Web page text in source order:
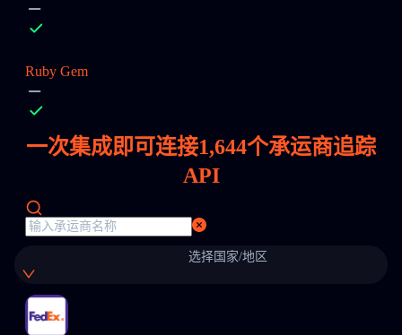
Ruby Gem
一次集成即可连接1,644个承运商追踪
API
选择国家/地区